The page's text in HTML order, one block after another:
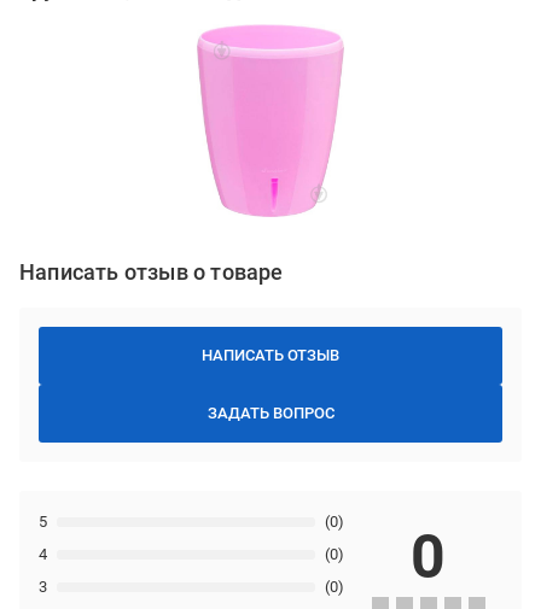
Написать отзыв о товаре
НАПИСАТЬ ОТЗЫВ
ЗАДАТЬ ВОПРОС
3 (0)
4 (0)
5 (0)
0